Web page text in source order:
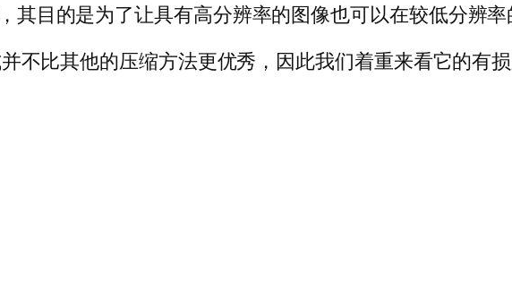
其目的是为了让具有高分辨率的图像也可以在较低分辨率
不比其他的压缩方法更优秀，因此我们着重来看它的有